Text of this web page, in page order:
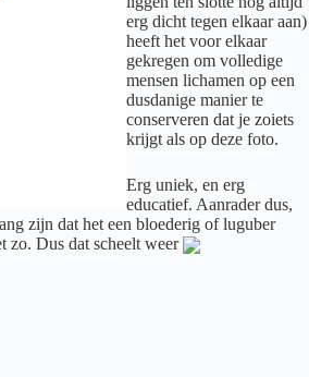
erg dicht tegen elkaar aan)
heeft het voor elkaar
gekregen om volledige
mensen lichamen op een
dusdanige manier te
conserveren dat je zoiets
krijgt als op deze foto.
Erg uniek, en erg
educatief. Aanrader dus,
zijn dat het een bloederig of luguber
Dus dat scheelt weer